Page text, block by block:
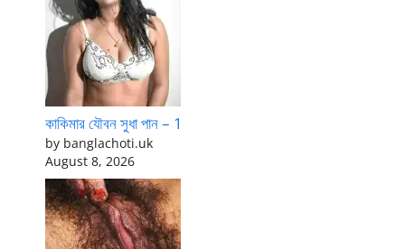
কাকিমার যৌবন সুধা পান – 1
by banglachoti.uk
August 8, 2026